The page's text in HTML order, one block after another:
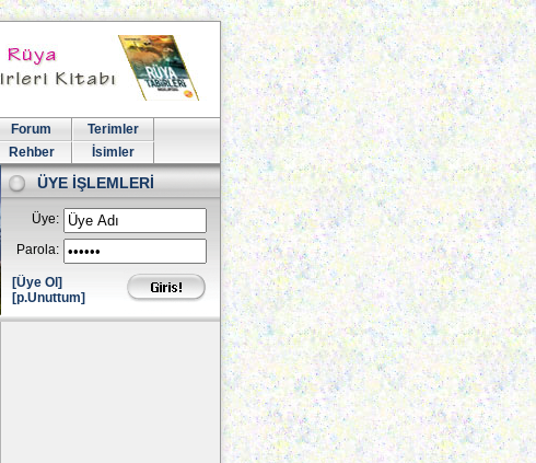
Forum
Terimler
Rehber İsimler
ÜYE İŞLEMLERİ
Üye:
Parola:
[Üye Ol]
[p.Unuttum]